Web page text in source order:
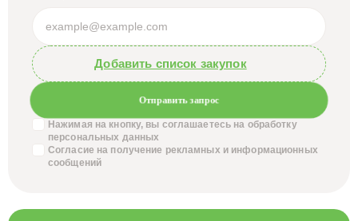
Добавить список закупок
Отправить запрос
Нажимая на кнопку, вы соглашаетесь на обработку
персональных данных
Согласие на получение рекламных и информационных
сообщений